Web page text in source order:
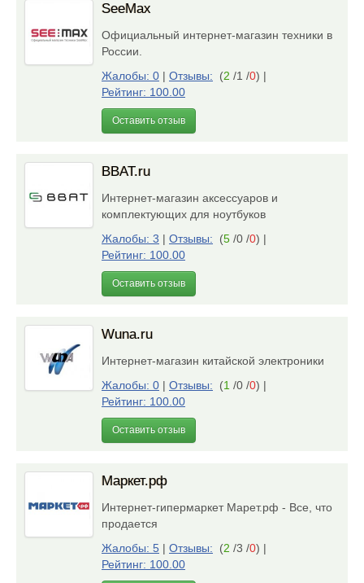
SeeMax
Официальный интернет-магазин техники в
России.
Жалобы: 0 | Отзывы: (2 /1 /0) |
Рейтинг: 100.00
Оставить отзыв
BBAT.ru
Интернет-магазин аксессуаров и
комплектующих для ноутбуков
Жалобы: 3 | Отзывы: (5 /0 /0) |
Рейтинг: 100.00
Оставить отзыв
Wuna.ru
Интернет-магазин китайской электроники
Жалобы: 0 | Отзывы: (1 /0 /0) |
Рейтинг: 100.00
Оставить отзыв
Маркет.рф
Интернет-гипермаркет Марет.рф - Все, что
продается
Жалобы: 5 | Отзывы: (2 /3 /0) |
Рейтинг: 100.00